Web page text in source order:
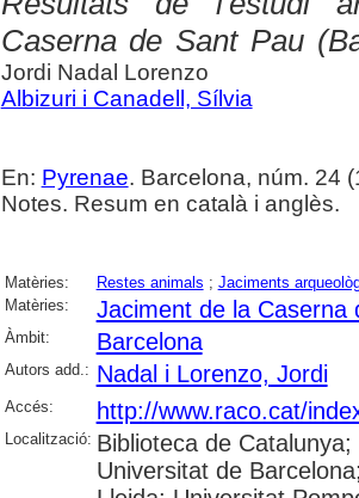
Caserna de Sant Pau
Jordi Nadal Lorenzo
Albizuri i Canadell, Sílvia
En: Pyrenae. Barcelona, núm. 24
Notes. Resum en català i anglès.
Matèries: Restes animals ; Jaciments
Matèries:
Jaciment de la Caserna
Àmbit: Barcelona
Autors add.: Nadal i Lorenzo, Jordi
Accés: http://www.raco.cat/
Localització: Biblioteca de
Universitat de